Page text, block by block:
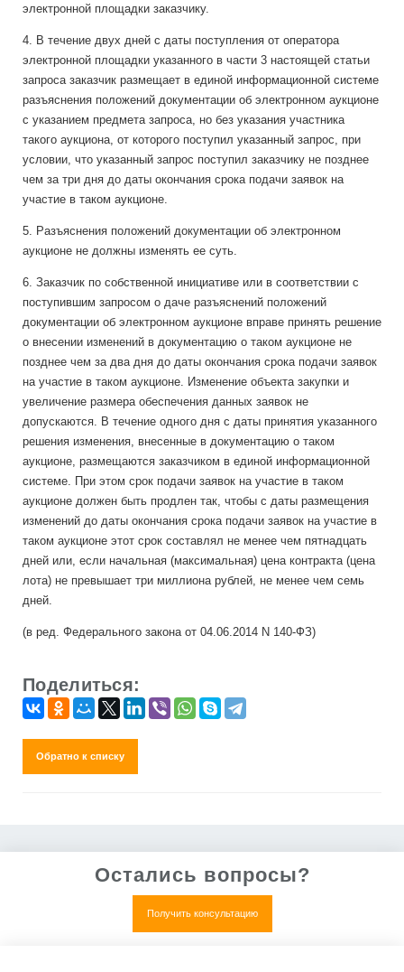
электронной площадки заказчику.
4. В течение двух дней с даты поступления от оператора
электронной площадки указанного в части 3 настоящей статьи
запроса заказчик размещает в единой информационной системе
разъяснения положений документации об электронном аукционе
с указанием предмета запроса, но без указания участника
такого аукциона, от которого поступил указанный запрос, при
условии, что указанный запрос поступил заказчику не позднее
чем за три дня до даты окончания срока подачи заявок на
участие в таком аукционе.
5. Разъяснения положений документации об электронном
аукционе не должны изменять ее суть.
6. Заказчик по собственной инициативе или в соответствии с
поступившим запросом о даче разъяснений положений
документации об электронном аукционе вправе принять решение
о внесении изменений в документацию о таком аукционе не
позднее чем за два дня до даты окончания срока подачи заявок
на участие в таком аукционе. Изменение объекта закупки и
увеличение размера обеспечения данных заявок не
допускаются. В течение одного дня с даты принятия указанного
решения изменения, внесенные в документацию о таком
аукционе, размещаются заказчиком в единой информационной
системе. При этом срок подачи заявок на участие в таком
аукционе должен быть продлен так, чтобы с даты размещения
изменений до даты окончания срока подачи заявок на участие в
таком аукционе этот срок составлял не менее чем пятнадцать
дней или, если начальная (максимальная) цена контракта (цена
лота) не превышает три миллиона рублей, не менее чем семь
дней.
(в ред. Федерального закона от 04.06.2014 N 140-ФЗ)
Поделиться:
Обратно к списку
Остались вопросы?
Получить консультацию